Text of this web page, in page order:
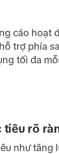
cáo hoạt
trợ phía
tối đa
tiêu rõ
như tăng